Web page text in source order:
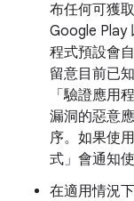
布任何可獲
Google Play
程式預設會
留意目前已
「驗證應用
漏洞的惡意
序。如果使
式」會通知
在適用情況